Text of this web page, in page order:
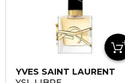
YVES SAINT LAURENT